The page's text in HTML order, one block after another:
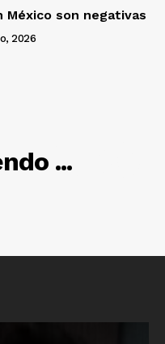
México son negativas
2026
...